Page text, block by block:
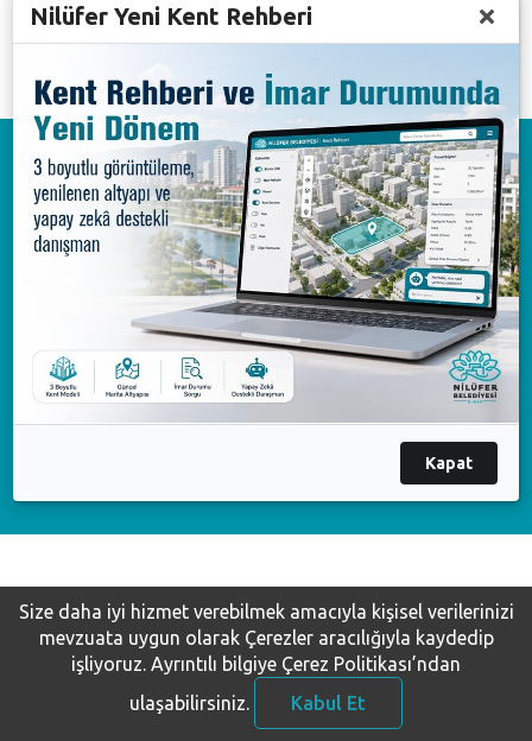
Çağrı Merkezi
444 16 03
Nilüfer Belediyesi. Copyright ©2020 Tüm Hakları Saklıdır.
Download on the
App Store
Available on the
Google Play
Available on the
AppGallery
Nilüfer Yeni Kent Rehberi
Kapat
Size daha iyi hizmet verebilmek amacıyla kişisel verilerinizi
mevzuata uygun olarak Çerezler aracılığıyla kaydedip
işliyoruz. Ayrıntılı bilgiye Çerez Politikası’ndan
ulaşabilirsiniz.
Kabul Et